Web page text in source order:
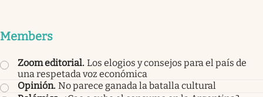
Members
Zoom editorial. Los elogios y consejos para el país de
una respetada voz económica
Opinión. No parece ganada la batalla cultural